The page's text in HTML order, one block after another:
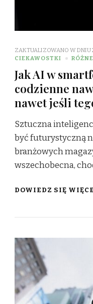
ZAKTUALIZOWANO W DNIU
CIEKAWOSTKI
RÓŻNE
Jak AI w
codzienne
nawet jeśli
Sztuczna
być futurystyczną
branżowych
wszechobecna,
DOWIEDZ SIĘ